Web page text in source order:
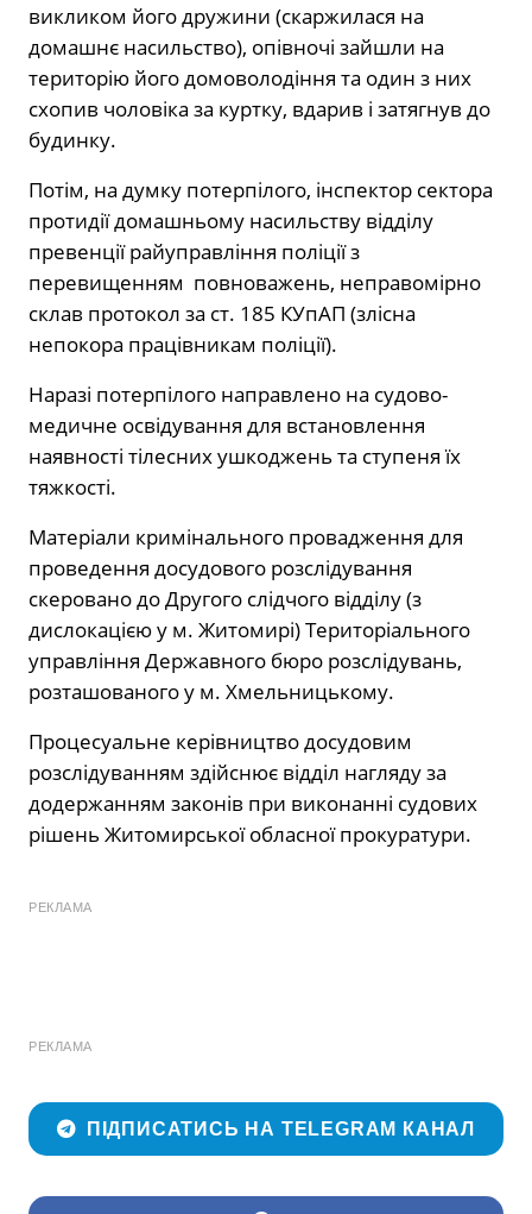
викликом його дружини (скаржилася на
домашнє насильство), опівночі зайшли на
територію його домоволодіння та один з них
схопив чоловіка за куртку, вдарив і затягнув до
будинку.
Потім, на думку потерпілого, інспектор сектора
протидії домашньому насильству відділу
превенції райуправління поліції з
перевищенням повноважень, неправомірно
склав протокол за ст. 185 КУпАП (злісна
непокора працівникам поліції).
Наразі потерпілого направлено на судово-
медичне освідування для встановлення
наявності тілесних ушкоджень та ступеня їх
тяжкості.
Матеріали кримінального провадження для
проведення досудового розслідування
скеровано до Другого слідчого відділу (з
дислокацією у м. Житомирі) Територіального
управління Державного бюро розслідувань,
розташованого у м. Хмельницькому.
Процесуальне керівництво досудовим
розслідуванням здійснює відділ нагляду за
додержанням законів при виконанні судових
рішень Житомирської обласної прокуратури.
РЕКЛАМА
РЕКЛАМА
ПІДПИСАТИСЬ НА TELEGRAM КАНАЛ